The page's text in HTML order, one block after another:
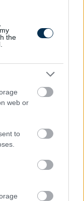
the
web or
to
It's The First